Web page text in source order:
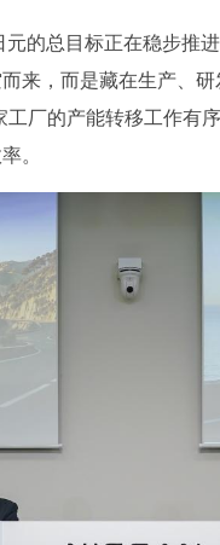
的总目标正在稳步推
来，而是藏在生产、
厂的产能转移工作有
。